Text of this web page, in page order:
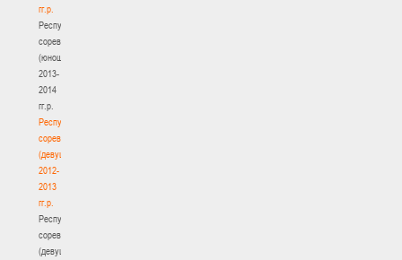
гг.р.
Республиканские
соревнования
(юноши)
2013-
2014
гг.р.
Республиканские
соревнования
(девушки)
2012-
2013
гг.р.
Республиканские
соревнования
(девушки)